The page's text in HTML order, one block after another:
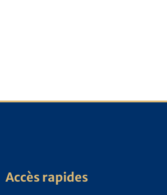
Accès rapides